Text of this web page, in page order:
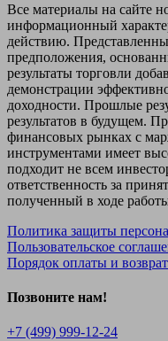
Все материалы на сайте
информационный
действию.
предположения,
результаты торговли
демонстрации
доходности. Прошлые
результатов в будущем.
финансовых рынках с
инструментами имеет
подходит не всем
ответственность за
полученный в ходе
Политика защиты
Пользовательское
Порядок оплаты и
Позвоните нам!
+7 (499) 999-12-24